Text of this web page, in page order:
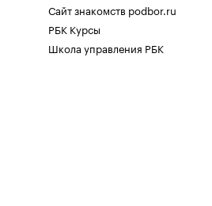
Сайт знакомств podbor.ru
РБК Курсы
Школа управления РБК